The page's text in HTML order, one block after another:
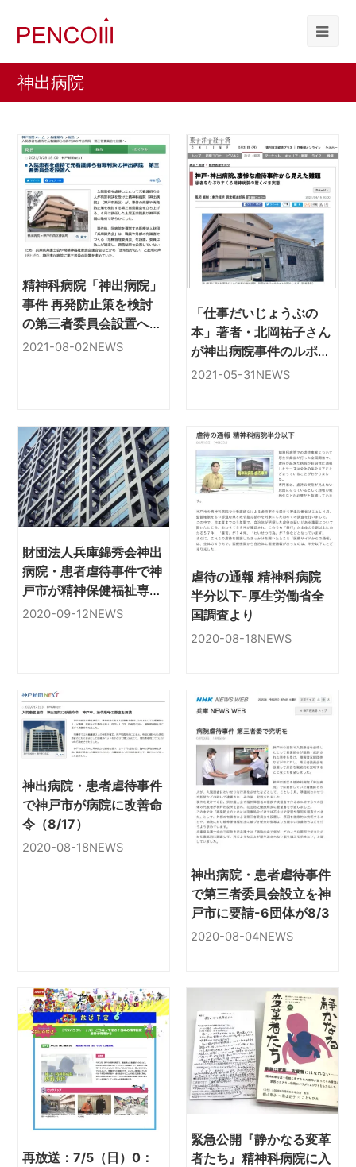
神出病院
精神科病院「神出病院」
事件 再発防止策を検討
の第三者委員会設置へ
（神戸新聞より）
2021-08-02NEWS
「仕事だいじょうぶの
本」著者・北岡祐子さん
が神出病院事件のルポで
コメント
2021-05-31NEWS
財団法人兵庫錦秀会神出
病院・患者虐待事件で神
戸市が精神保健福祉専門
分科会（9/11）
2020-09-12NEWS
虐待の通報 精神科病院
半分以下-厚生労働省全
国調査より
2020-08-18NEWS
神出病院・患者虐待事件
で神戸市が病院に改善命
令（8/17）
2020-08-18NEWS
神出病院・患者虐待事件
で第三者委員会設立を神
戸市に要請-6団体が8/3
2020-08-04NEWS
再放送：7/5（日）0：
緊急公開『静かなる変革
者たち』精神科病院に入